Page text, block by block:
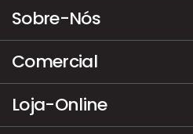
Sobre-Nós
Comercial
Loja-Online